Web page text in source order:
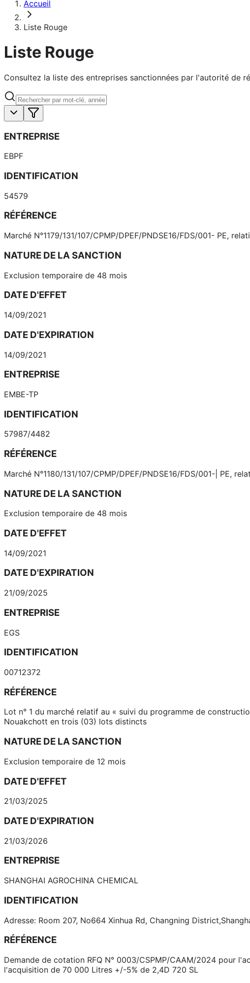
Accueil
Liste Rouge
Liste Rouge
Consultez la liste des entreprises sanctionnées par l'autorité de
ENTREPRISE
EBPF
IDENTIFICATION
54579
RÉFÉRENCE
Marché N°1179/131/107/CPMP/DPEF/PNDSE16/FDS/001- PE,
NATURE DE LA SANCTION
Exclusion temporaire de 48 mois
DATE D'EFFET
14/09/2021
DATE D'EXPIRATION
14/09/2021
ENTREPRISE
EМВЕ-ТР
IDENTIFICATION
57987/4482
RÉFÉRENCE
Marché N°1180/131/107/CPMP/DPEF/PNDSE16/FDS/001-| PE,
NATURE DE LA SANCTION
Exclusion temporaire de 48 mois
DATE D'EFFET
14/09/2021
DATE D'EXPIRATION
21/09/2025
ENTREPRISE
EGS
IDENTIFICATION
00712372
RÉFÉRENCE
Lot n° 1 du marché relatif au « suivi du programme de
Nouakchott en trois (03) lots distincts
NATURE DE LA SANCTION
Exclusion temporaire de 12 mois
DATE D'EFFET
21/03/2025
DATE D'EXPIRATION
21/03/2026
ENTREPRISE
SHANGHAI AGROCHINA CHEMICAL
IDENTIFICATION
Adresse: Room 207, No664 Xinhua Rd, Changning
RÉFÉRENCE
Demande de cotation RFQ N° 0003/CSPMP/CAAM/2024 pour
l'acquisition de 70 000 Litres +/-5% de 2,4D 720 SL